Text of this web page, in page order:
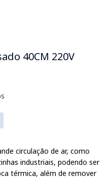
40CM 220V
circulação de ar, como
industriais, podendo ser
térmica, além de remover